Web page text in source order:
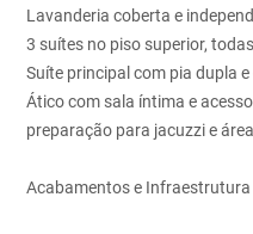
Lavanderia coberta e
3 suítes no piso superior,
Suíte principal com pia dupla
Ático com sala íntima e
preparação para jacuzzi e
Acabamentos e Infraestrutura